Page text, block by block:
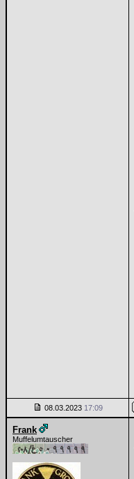
08.03.2023 17:09
Frank
Muffelumtauscher